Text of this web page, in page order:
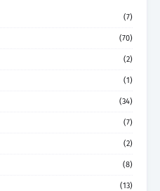
(7)
(70)
(2)
(1)
(34)
(7)
(2)
(8)
(13)